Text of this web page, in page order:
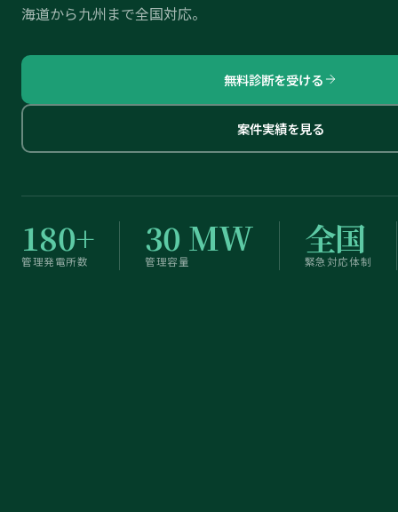
海道から九州まで全国対応。
無料診断を受ける
案件実績を見る
180+
管理発電所数
30 MW
管理容量
全国
緊急対応体制